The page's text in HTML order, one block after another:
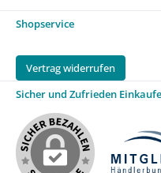
Shopservice
Vertrag widerrufen
Sicher und Zufrieden